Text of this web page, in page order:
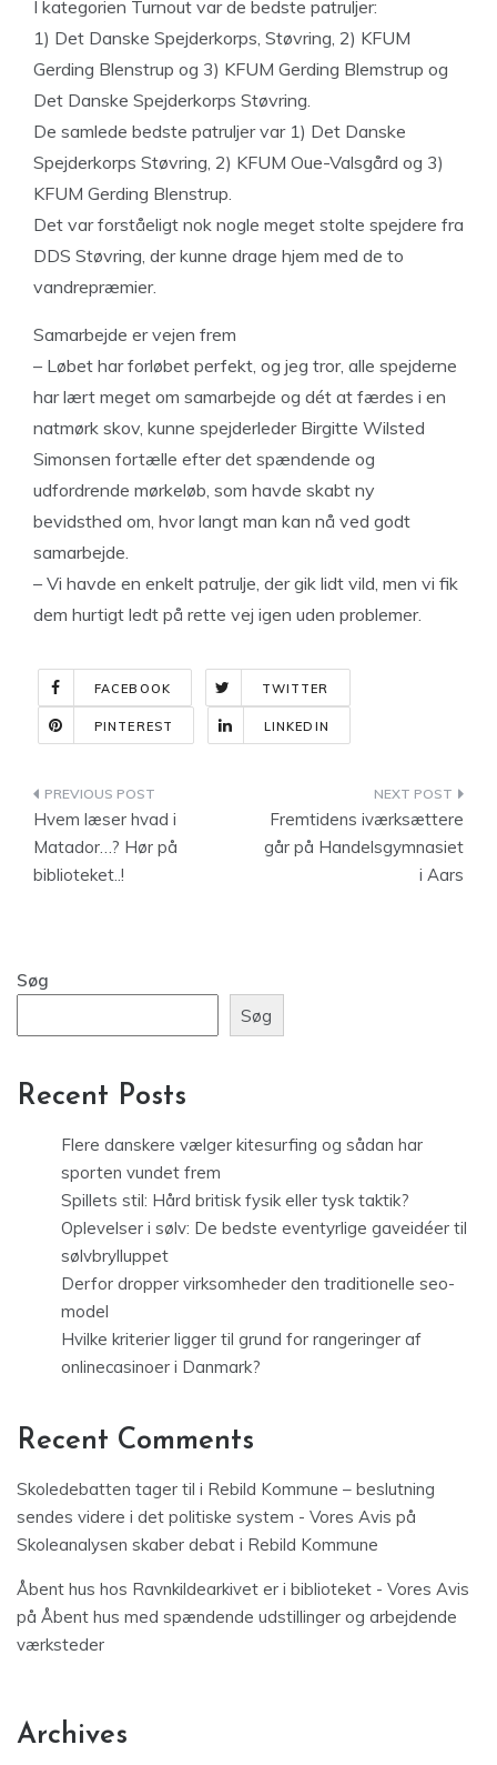
I kategorien Turnout var de bedste patruljer:
1) Det Danske Spejderkorps, Støvring, 2) KFUM
Gerding Blenstrup og 3) KFUM Gerding Blemstrup og
Det Danske Spejderkorps Støvring.
De samlede bedste patruljer var 1) Det Danske
Spejderkorps Støvring, 2) KFUM Oue-Valsgård og 3)
KFUM Gerding Blenstrup.
Det var forståeligt nok nogle meget stolte spejdere fra
DDS Støvring, der kunne drage hjem med de to
vandrepræmier.
Samarbejde er vejen frem
– Løbet har forløbet perfekt, og jeg tror, alle spejderne
har lært meget om samarbejde og dét at færdes i en
natmørk skov, kunne spejderleder Birgitte Wilsted
Simonsen fortælle efter det spændende og
udfordrende mørkeløb, som havde skabt ny
bevidsthed om, hvor langt man kan nå ved godt
samarbejde.
– Vi havde en enkelt patrulje, der gik lidt vild, men vi fik
dem hurtigt ledt på rette vej igen uden problemer.
FACEBOOK TWITTER
PINTEREST LINKEDIN
Indlægsnavigation
Hvem læser hvad i
Matador…? Hør på
biblioteket..!
Fremtidens iværksættere
går på Handelsgymnasiet
i Aars
Søg
Søg
Recent Posts
Flere danskere vælger kitesurfing og sådan har
sporten vundet frem
Spillets stil: Hård britisk fysik eller tysk taktik?
Oplevelser i sølv: De bedste eventyrlige gaveidéer til
sølvbrylluppet
Derfor dropper virksomheder den traditionelle seo-
model
Hvilke kriterier ligger til grund for rangeringer af
onlinecasinoer i Danmark?
Recent Comments
Skoledebatten tager til i Rebild Kommune – beslutning
sendes videre i det politiske system - Vores Avis på
Skoleanalysen skaber debat i Rebild Kommune
Åbent hus hos Ravnkildearkivet er i biblioteket - Vores Avis
på Åbent hus med spændende udstillinger og arbejdende
værksteder
Archives